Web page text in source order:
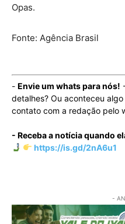
Opas.
Fonte: Agência Brasil
- Envie um whats para nós!
detalhes? Ou aconteceu
contato com a redação pelo
- Receba a notícia quando
https://is.gd/2nA6u1
-